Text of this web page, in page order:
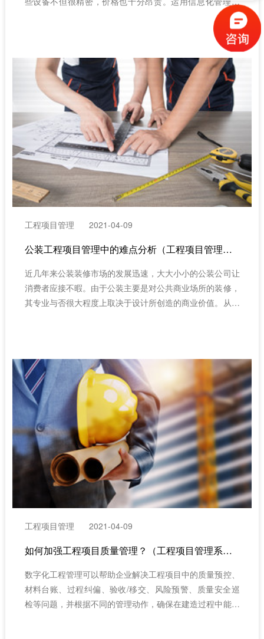
术，能够对管理目标和内容进行细化，构建合理的管理计划
和方案，实现管理流程的优化，大幅提升弱电工程管理水
工程项目管理 2021-04-09
公装工程项目管理中的难点分析（工程项目管理系统）
近几年来公装装修市场的发展迅速，大大小小的公装公司让
消费者应接不暇。由于公装主要是对公共商业场所的装修，
其专业与否很大程度上取决于设计所创造的商业价值。从事
期闭环管理；精细化项目成本管理，提升企业核心竞争力的
同时，帮助公装企业交付高质量的公装工程。（工程项目管
理系统）
工程项目管理 2021-04-09
如何加强工程项目质量管理？（工程项目管理系统）
数字化工程管理可以帮助企业解决工程项目中的质量预控、
材料台账、过程纠偏、验收/移交、风险预警、质量安全巡
检等问题，并根据不同的管理动作，确保在建造过程中能够
红圈工程项目管理